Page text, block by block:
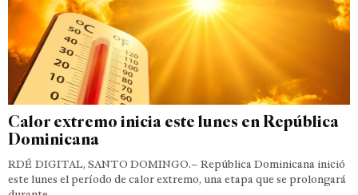
Calor extremo inicia este lunes en República
Dominicana
RDÉ DIGITAL, SANTO DOMINGO.– República Dominicana inició
este lunes el período de calor extremo, una etapa que se prolongará